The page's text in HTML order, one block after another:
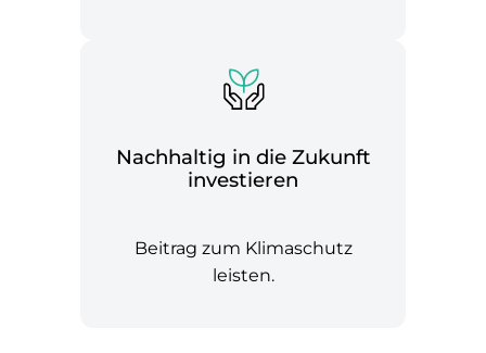
Nachhaltig in die Zukunft
investieren
Beitrag zum Klimaschutz
leisten.